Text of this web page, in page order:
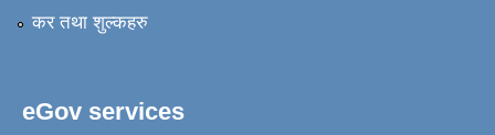
कर तथा शुल्कहरु
eGov services